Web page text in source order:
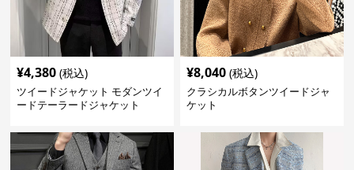
¥4,380 (税込)
ツイードジャケット モダンツイ
ードテーラードジャケット
¥8,040 (税込)
クラシカルボタンツイードジャ
ケット